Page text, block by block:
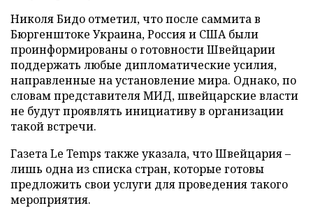
Николя Бидо отметил, что после саммита в
Бюргенштоке Украина, Россия и США были
проинформированы о готовности Швейцарии
поддержать любые дипломатические усилия,
направленные на установление мира. Однако, по
словам представителя МИД, швейцарские власти
не будут проявлять инициативу в организации
такой встречи.
Газета Le Temps также указала, что Швейцария –
лишь одна из списка стран, которые готовы
предложить свои услуги для проведения такого
мероприятия.